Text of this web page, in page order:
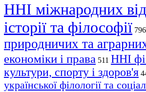
ННІ міжнародних
історії та філософії 796
природничих та
економіки і права 511 ННІ
культури, спорту і здоров'я
української філології та